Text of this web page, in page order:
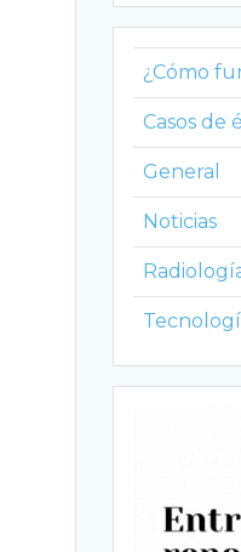
¿Cómo
Casos de
General
Noticias